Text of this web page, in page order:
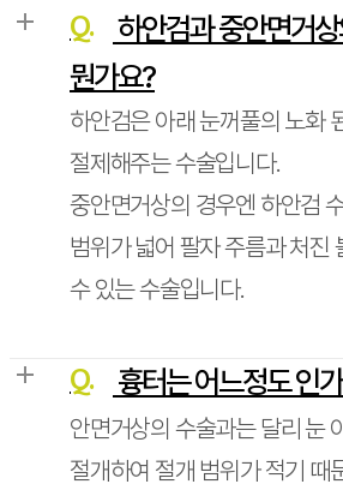
Q.
하안검과 중안면거
뭔가요?
하안검은 아래 눈꺼풀의 노화
절제해주는 수술입니다.
중안면거상의 경우엔 하안검
범위가 넓어 팔자 주름과 처진
수 있는 수술입니다.
Q. 흉터는 어느정도 인
안면거상의 수술과는 달리 눈
절개하여 절개 범위가 적기 때